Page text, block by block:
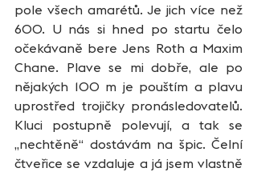
pole všech amarétů. Je jich více než
600. U nás si hned po startu čelo
očekávaně bere Jens Roth a Maxim
Chane. Plave se mi dobře, ale po
nějakých 100 m je pouštím a plavu
uprostřed trojičky pronásledovatelů.
Kluci postupně polevují, a tak se
„nechtěně“ dostávám na špic. Čelní
čtveřice se vzdaluje a já jsem vlastně